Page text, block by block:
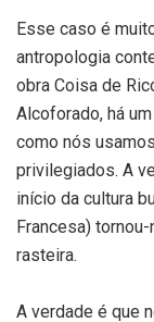
Esse caso é
antropologia
obra Coisa de
Alcoforado, há
como nós
privilegiados. A
início da cultura
Francesa)
rasteira.
A verdade é que